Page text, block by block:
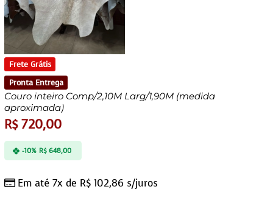
Frete Grátis
Pronta Entrega
Couro inteiro Comp/2,10M Larg/1,90M (medida
aproximada)
R$720,00
Em até 7x de R$ 102,86 s/juros
-10% R$648,00